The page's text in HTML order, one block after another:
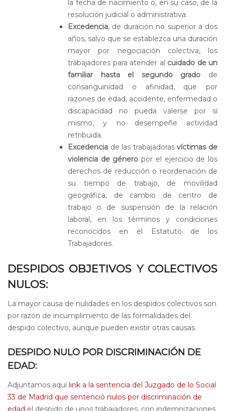
la fecha de nacimiento o, en su caso, de la
resolución judicial o administrativa.
Excedencia, de duración no superior a dos
años, salvo que se establezca una duración
mayor por negociación colectiva, los
trabajadores para atender al cuidado de un
familiar hasta el segundo grado de
consanguinidad o afinidad, que por
razones de edad, accidente, enfermedad o
discapacidad no pueda valerse por sí
mismo, y no desempeñe actividad
retribuida.
Excedencia de las trabajadorasvíctimas de
violencia de género por el ejercicio de los
derechos de reducción o reordenación de
su tiempo de trabajo, de movilidad
geográfica, de cambio de centro de
trabajo o de suspensión de la relación
laboral, en los términos y condiciones
reconocidos en el Estatuto de los
Trabajadores.
DESPIDOS OBJETIVOS Y COLECTIVOS
NULOS:
La mayor causa de nulidades en los despidos colectivos son
por razón de incumplimiento de las formalidades del
despido colectivo, aunque pueden existir otras causas.
DESPIDO NULO POR DISCRIMINACIÓN DE
EDAD:
Adjuntamos aquílink a la sentencia del Juzgado de lo Social
33 de Madrid que sentenció nulos por discriminación de
edad el despido de unos trabajadores, con indemnizaciones